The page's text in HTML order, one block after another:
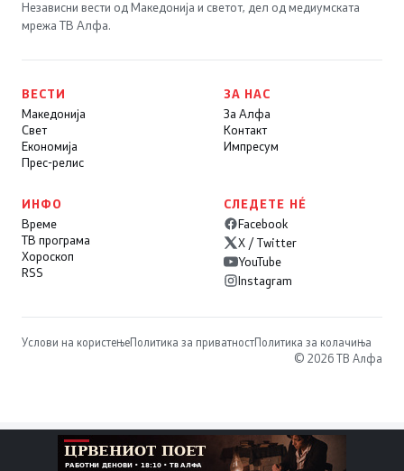
Независни вести од Македонија и светот, дел од медиумската
мрежа ТВ Алфа.
ВЕСТИ
Македонија
Свет
Економија
Прес-релис
ЗА НАС
За Алфа
Контакт
Импресум
ИНФО
Време
ТВ програма
Хороскоп
RSS
СЛЕДЕТЕ НÉ
Facebook
X / Twitter
YouTube
Instagram
Услови на користењеПолитика за приватностПолитика за колачиња
© 2026 ТВ Алфа